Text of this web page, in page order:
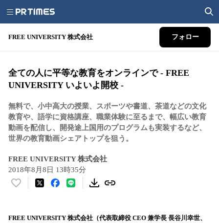
FREE UNIVERSITY 株式会社 フォロー
全ての人に平等な教育をオンラインで - FREE
UNIVERSITY いよいよ開校 -
無料で、小中高大の授業、スポーツや書道、茶道などの文化
教育や、語学に資格講座、職業体験に至るまで、幅広い教育
動画を配信し、開発途上国用のプログラムも実装するなど、
世界の教育動画シェアトップを狙う。
FREE UNIVERSITY 株式会社
2018年8月8日 13時35分
い
！
FREE UNIVERSITY 株式会社（代表取締役 CEO 兼学長 長谷川幸世、